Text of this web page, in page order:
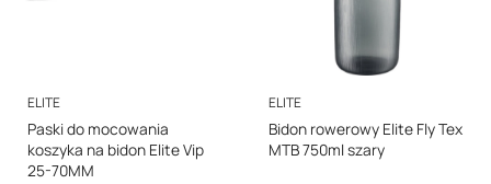
PRODUCENT
ELITE
Paski do mocowania
koszyka na bidon Elite Vip
25-70MM
PRODUCENT
ELITE
Bidon rowerowy Elite Fly Tex
MTB 750ml szary